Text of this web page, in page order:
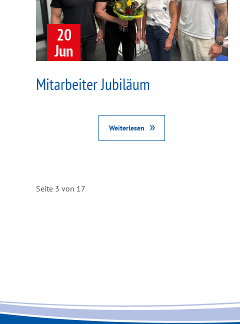
20
Jun
Mitarbeiter Jubiläum
Weiterlesen
Seite 3 von 17